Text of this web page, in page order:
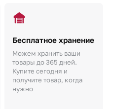
Бесплатное хранение
Можем хранить ваши
товары до 365 дней.
Купите сегодня и
получите товар, когда
нужно